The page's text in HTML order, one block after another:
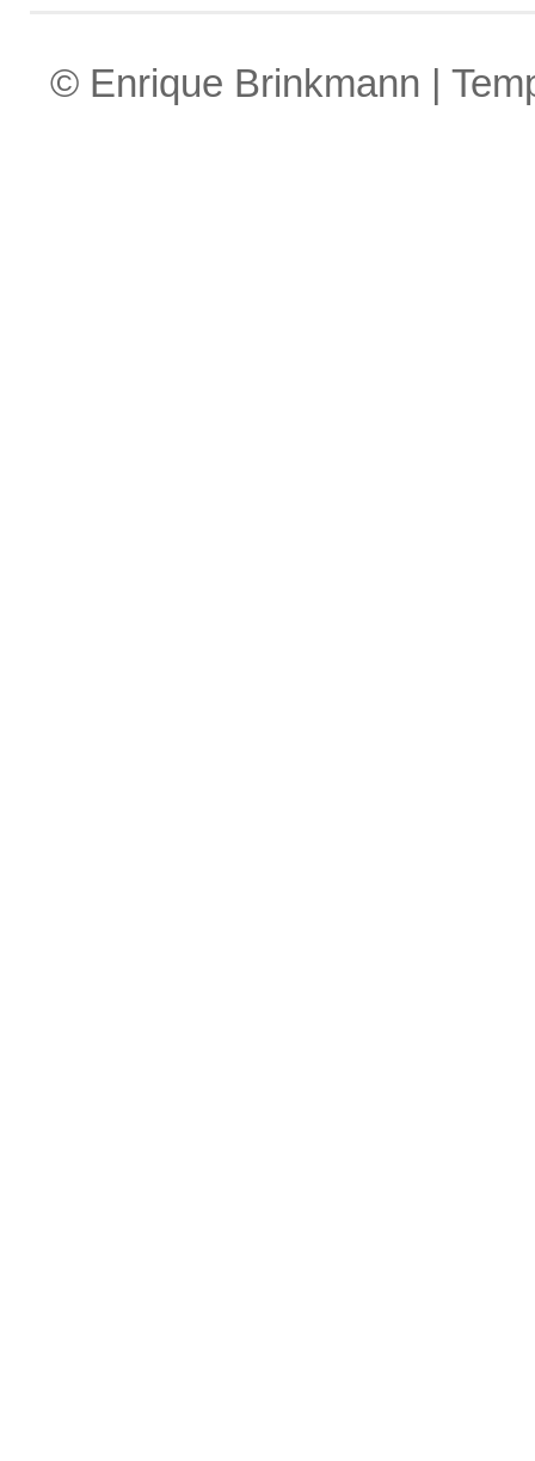
© Enrique Brinkmann |